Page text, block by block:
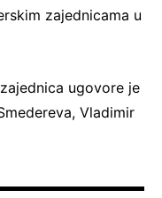
zajednicama u
ugovore je
Vladimir